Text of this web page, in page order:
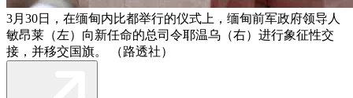
3月30日，在缅甸内比都举行的仪式上，缅甸前军政府领导人
敏昂莱（左）向新任命的总司令耶温乌（右）进行象征性交
接，并移交国旗。 （路透社）